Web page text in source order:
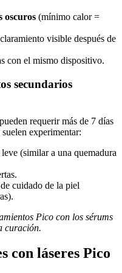
oscuros (mínimo calor =
visible después de
con el mismo dispositivo.
secundarios
requerir más de 7 días
experimentar:
(similar a una quemadura
cuidado de la piel
Pico con los sérums
curación.
con láseres Pico